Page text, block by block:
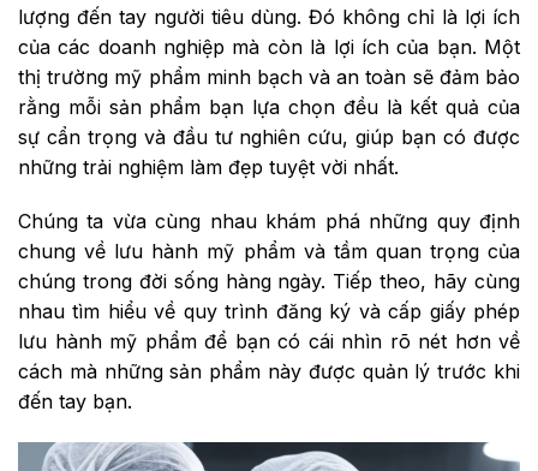
lượng đến tay người tiêu dùng. Đó không chỉ là lợi ích
của các doanh nghiệp mà còn là lợi ích của bạn. Một
thị trường mỹ phẩm minh bạch và an toàn sẽ đảm bảo
rằng mỗi sản phẩm bạn lựa chọn đều là kết quả của
sự cẩn trọng và đầu tư nghiên cứu, giúp bạn có được
những trải nghiệm làm đẹp tuyệt vời nhất.
Chúng ta vừa cùng nhau khám phá những quy định
chung về lưu hành mỹ phẩm và tầm quan trọng của
chúng trong đời sống hàng ngày. Tiếp theo, hãy cùng
nhau tìm hiểu về quy trình đăng ký và cấp giấy phép
lưu hành mỹ phẩm để bạn có cái nhìn rõ nét hơn về
cách mà những sản phẩm này được quản lý trước khi
đến tay bạn.